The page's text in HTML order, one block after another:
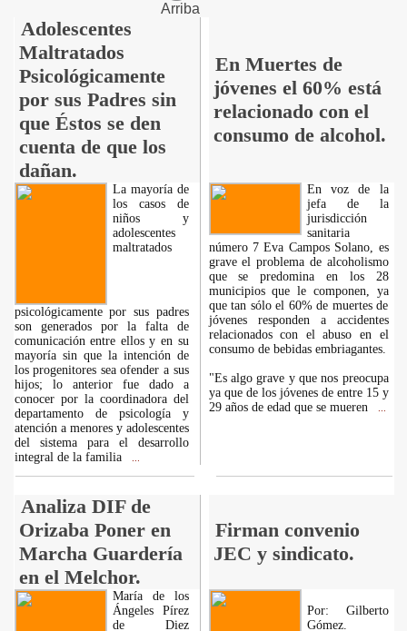
Arriba
Adolescentes
Maltratados
Psicológicamente
por sus Padres sin
que Éstos se den
cuenta de que los
dañan.
En Muertes de
jóvenes el 60% está
relacionado con el
consumo de alcohol.
La mayoría de
los casos de
niños y
adolescentes
maltratados
psicológicamente por sus padres
son generados por la falta de
comunicación entre ellos y en su
mayoría sin que la intención de
los progenitores sea ofender a sus
hijos; lo anterior fue dado a
conocer por la coordinadora del
departamento de psicología y
atención a menores y adolescentes
del sistema para el desarrollo
integral de la familia
En voz de la
jefa de la
jurisdicción
sanitaria
número 7 Eva Campos Solano, es
grave el problema de alcoholismo
que se predomina en los 28
municipios que le componen, ya
que tan sólo el 60% de muertes de
jóvenes responden a accidentes
relacionados con el abuso en el
consumo de bebidas embriagantes.
"Es algo grave y que nos preocupa
ya que de los jóvenes de entre 15 y
29 años de edad que se mueren
Analiza DIF de
Orizaba Poner en
Marcha Guardería
en el Melchor.
Firman convenio
JEC y sindicato.
María de los
Ángeles Pírez
de Diez
Por: Gilberto
Gómez.